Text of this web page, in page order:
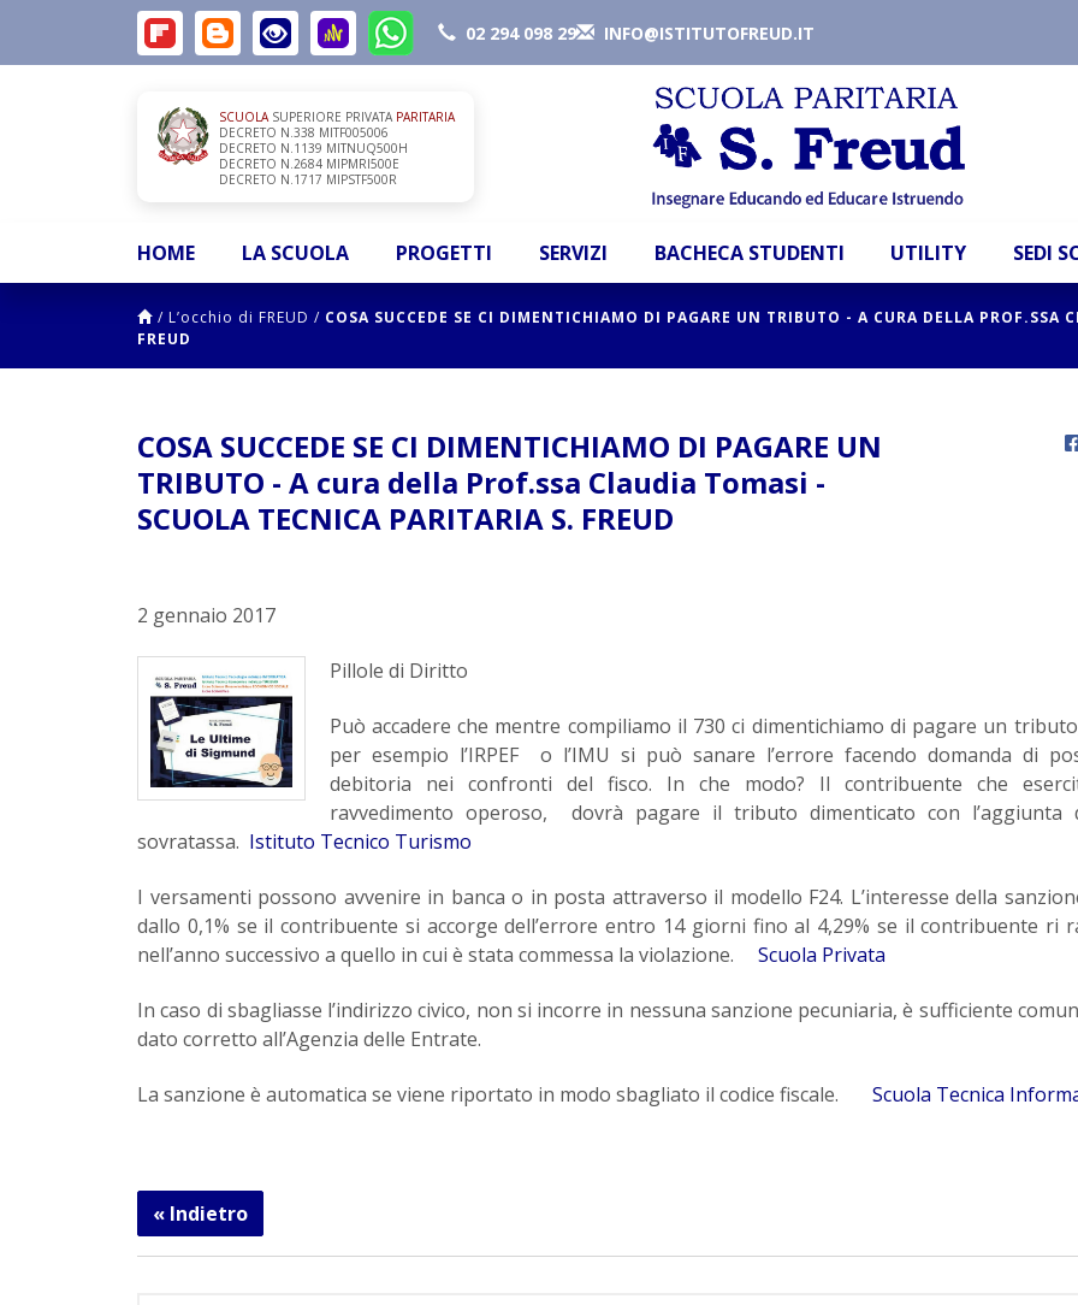
02 294 098 29 INFO@ISTITUTOFREUD.IT
SCUOLASUPERIORE PRIVATA PARITARIA
DECRETO N.338 MITF005006
DECRETO N.1139 MITNUQ500H
DECRETO N.2684 MIPMRI500E
DECRETO N.1717 MIPSTF500R
HOME LA SCUOLA PROGETTI SERVIZI BACHECA STUDENTI UTILITY SEDI
/ L’occhio di FREUD / COSA SUCCEDE SE CI DIMENTICHIAMO DI PAGARE UN TRIBUTO - A CURA DELLA PROF.SSA
FREUD
COSA SUCCEDE SE CI DIMENTICHIAMO DI PAGARE UN
TRIBUTO - A cura della Prof.ssa Claudia Tomasi -
SCUOLA TECNICA PARITARIA S. FREUD
2 gennaio 2017
Pillole di Diritto
Può accadere che mentre compiliamo il 730 ci dimentichiamo di pagare un
per esempio l’IRPEF o l’IMU si può sanare l’errore facendo domanda di
debitoria nei confronti del fisco. In che modo? Il contribuente che
ravvedimento operoso, dovrà pagare il tributo dimenticato con l’aggiunta
sovratassa. Istituto Tecnico Turismo
I versamenti possono avvenire in banca o in posta attraverso il modello F24. L’interesse della
dallo 0,1% se il contribuente si accorge dell’errore entro 14 giorni fino al 4,29% se il contribuente ri
nell’anno successivo a quello in cui è stata commessa la violazione. Scuola Privata
In caso di sbagliasse l’indirizzo civico, non si incorre in nessuna sanzione pecuniaria, è sufficiente
dato corretto all’Agenzia delle Entrate.
La sanzione è automatica se viene riportato in modo sbagliato il codice fiscale. Scuola Tecnica
« Indietro